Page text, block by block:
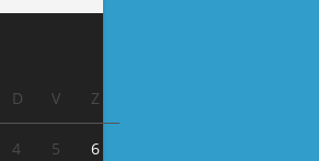
D V Z
4 5 6